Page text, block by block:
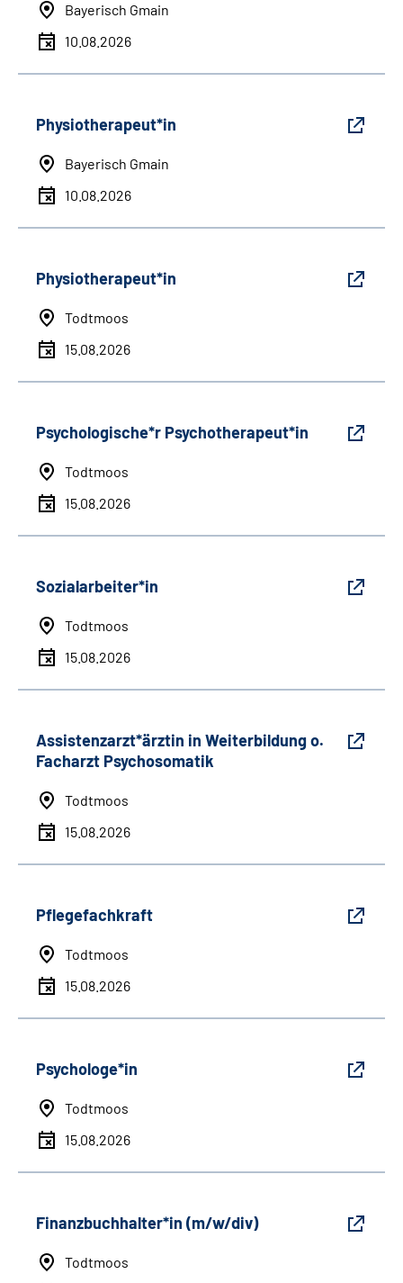
Bayerisch Gmain
10.08.2026
Physiotherapeut*in
Bayerisch Gmain
10.08.2026
Physiotherapeut*in
Todtmoos
15.08.2026
Psychologische*r Psychotherapeut*in
Todtmoos
15.08.2026
Sozialarbeiter*in
Todtmoos
15.08.2026
Assistenzarzt*ärztin in Weiterbildung o.
Facharzt Psychosomatik
Todtmoos
15.08.2026
Pflegefachkraft
Todtmoos
15.08.2026
Psychologe*in
Todtmoos
15.08.2026
Finanzbuchhalter*in (m/w/div)
Todtmoos